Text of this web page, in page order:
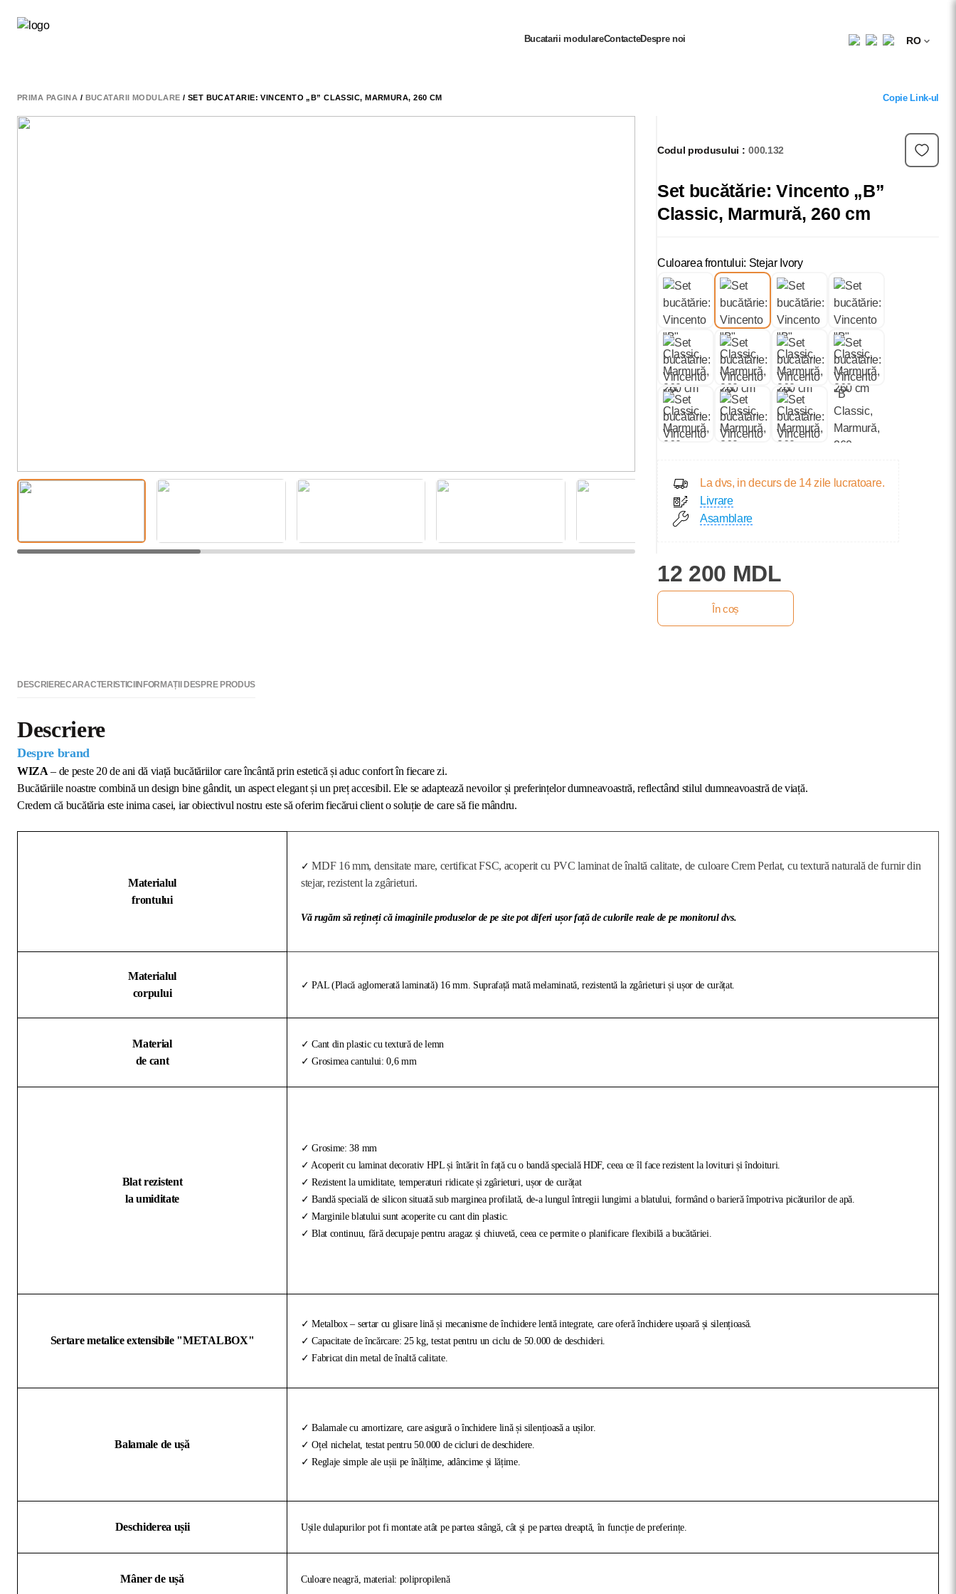
Bucatarii modulareContacteDespre noi RO
PRIMA PAGINĂ / BUCATARII MODULARE / SET BUCĂTĂRIE: VINCENTO „B” CLASSIC, MARMURĂ, 260 CM Copie Link-ul
Codul produsului : 000.132
Set bucătărie: Vincento „B”
Classic, Marmură, 260 cm
Culoarea frontului: Stejar Ivory
La dvs, in decurs de 14 zile lucratoare.
Livrare
Asamblare
12 200 MDL
În coș
DESCRIERECARACTERISTICI INFORMAȚII DESPRE PRODUS
Descriere
Despre brand
WIZA – de peste 20 de ani dă viață bucătăriilor care încântă prin estetică și aduc confort în fiecare zi.
Bucătăriile noastre combină un design bine gândit, un aspect elegant și un preț accesibil. Ele se adaptează nevoilor și preferințelor dumneavoastră, reflectând stilul dumneavoastră de viață.
Credem că bucătăria este inima casei, iar obiectivul nostru este să oferim fiecărui client o soluție de care să fie mândru.
Materialul
frontului
✓MDF 16 mm, densitate mare, certificat FSC, acoperit cu PVC laminat de înaltă calitate, de culoare Crem Perlat, cu textură naturală de furnir din
stejar, rezistent la zgârieturi.
Vă rugăm să rețineți că imaginile produselor de pe site pot diferi ușor față de culorile reale de pe monitorul dvs.
Materialul
corpului
✓ PAL (Placă aglomerată laminată) 16 mm. Suprafață mată melaminată, rezistentă la zgârieturi și ușor de curățat.
Material
de cant
✓ Cant din plastic cu textură de lemn
✓ Grosimea cantului: 0,6 mm
Blat rezistent
la umiditate
✓ Grosime: 38 mm
✓ Acoperit cu laminat decorativ HPL și întărit în față cu o bandă specială HDF, ceea ce îl face rezistent la lovituri și îndoituri.
✓ Rezistent la umiditate, temperaturi ridicate și zgârieturi, ușor de curățat
✓ Bandă specială de silicon situată sub marginea profilată, de-a lungul întregii lungimi a blatului, formând o barieră împotriva picăturilor de apă.
✓ Marginile blatului sunt acoperite cu cant din plastic.
✓ Blat continuu, fără decupaje pentru aragaz și chiuvetă, ceea ce permite o planificare flexibilă a bucătăriei.
Sertare metalice extensibile "METALBOX"
✓ Metalbox – sertar cu glisare lină și mecanisme de închidere lentă integrate, care oferă închidere ușoară și silențioasă.
✓ Capacitate de încărcare: 25 kg, testat pentru un ciclu de 50.000 de deschideri.
✓ Fabricat din metal de înaltă calitate.
Balamale de ușă
✓ Balamale cu amortizare, care asigură o închidere lină și silențioasă a ușilor.
✓ Oțel nichelat, testat pentru 50.000 de cicluri de deschidere.
✓ Reglaje simple ale ușii pe înălțime, adâncime și lățime.
Deschiderea ușii Ușile dulapurilor pot fi montate atât pe partea stângă, cât și pe partea dreaptă, în funcție de preferințe.
Mâner de ușă Culoare neagră, material: polipropilenă